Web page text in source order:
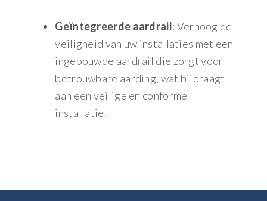
Geïntegreerde aardrail: Verhoog de
veiligheid van uw installaties met een
ingebouwde aardrail die zorgt voor
betrouwbare aarding, wat bijdraagt
aan een veilige en conforme
installatie.